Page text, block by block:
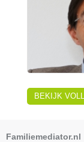
BEKIJK
Familiemediator.nl